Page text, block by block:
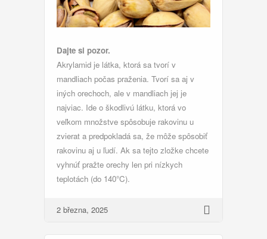
Dajte si pozor.
Akrylamid je látka, ktorá sa tvorí v
mandliach počas praženia. Tvorí sa aj v
iných orechoch, ale v mandliach jej je
najviac. Ide o škodlivú látku, ktorá vo
veľkom množstve spôsobuje rakovinu u
zvierat a predpokladá sa, že môže spôsobiť
rakovinu aj u ľudí. Ak sa tejto zložke chcete
vyhnúť pražte orechy len pri nízkych
teplotách (do 140°C).
2 března, 2025